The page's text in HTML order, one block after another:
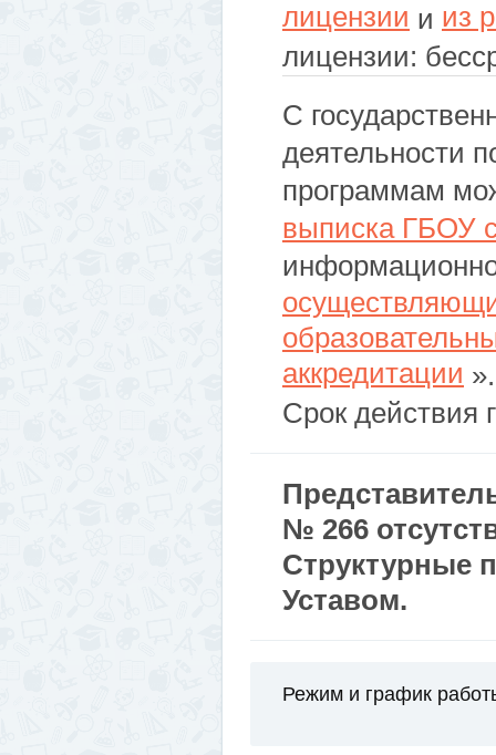
лицензии и из
лицензии:
С
деятельности
программам
выписка ГБОУ
аккредитации ».
Срок действия
№ 266
Структурные
Уставом.
Режим и график